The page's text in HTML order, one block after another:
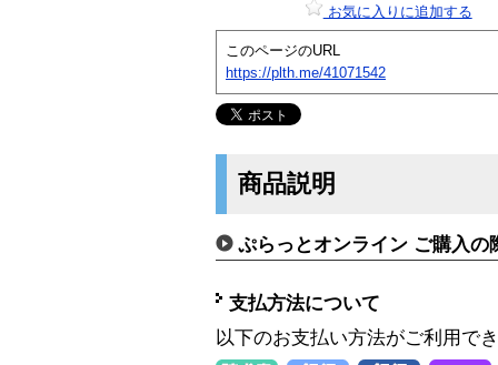
お気に入りに追加する
このページのURL
https://plth.me/41071542
商品説明
ぷらっとオンライン ご購入の
支払方法について
以下のお支払い方法がご利用で